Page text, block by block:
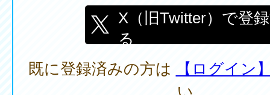
X（旧Twitter）で登
る
既に登録済みの方は
【ログイン
い。